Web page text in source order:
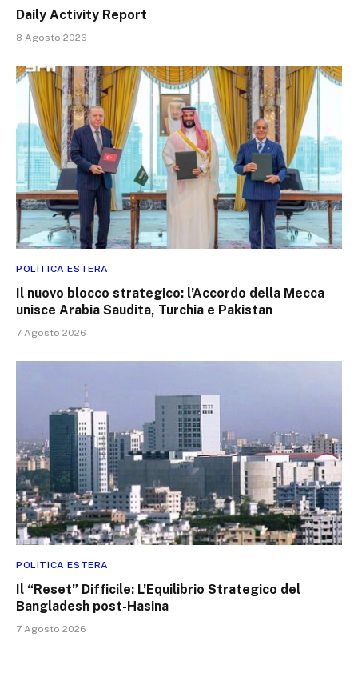
Daily Activity Report
8 Agosto 2026
POLITICA ESTERA
Il nuovo blocco strategico: l’Accordo della Mecca
unisce Arabia Saudita, Turchia e Pakistan
7 Agosto 2026
POLITICA ESTERA
Il “Reset” Difficile: L’Equilibrio Strategico del
Bangladesh post-Hasina
7 Agosto 2026